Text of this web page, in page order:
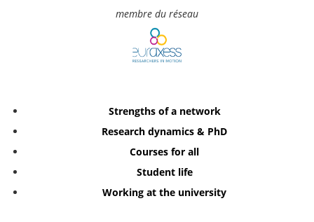
membre du réseau
Strengths of a network
Research dynamics & PhD
Courses for all
Student life
Working at the university